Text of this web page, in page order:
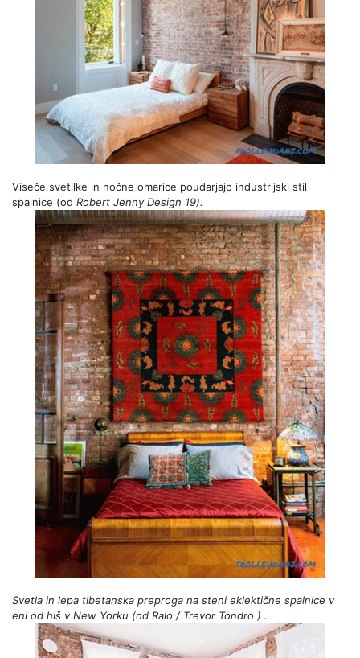
Viseče svetilke in nočne omarice poudarjajo industrijski stil
spalnice (od Robert JennyDesign 19).
Svetla in lepa tibetanska preproga na steni eklektične spalnice v
eni od hiš v New Yorku (od Ralo / Trevor Tondro ) .